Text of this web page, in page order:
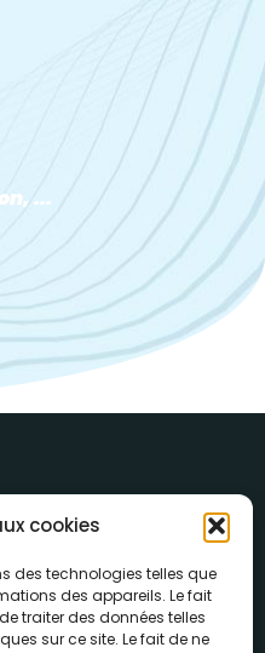
cookies
des technologies telles que
des appareils. Le fait
traiter des données telles
sur ce site. Le fait de ne
...